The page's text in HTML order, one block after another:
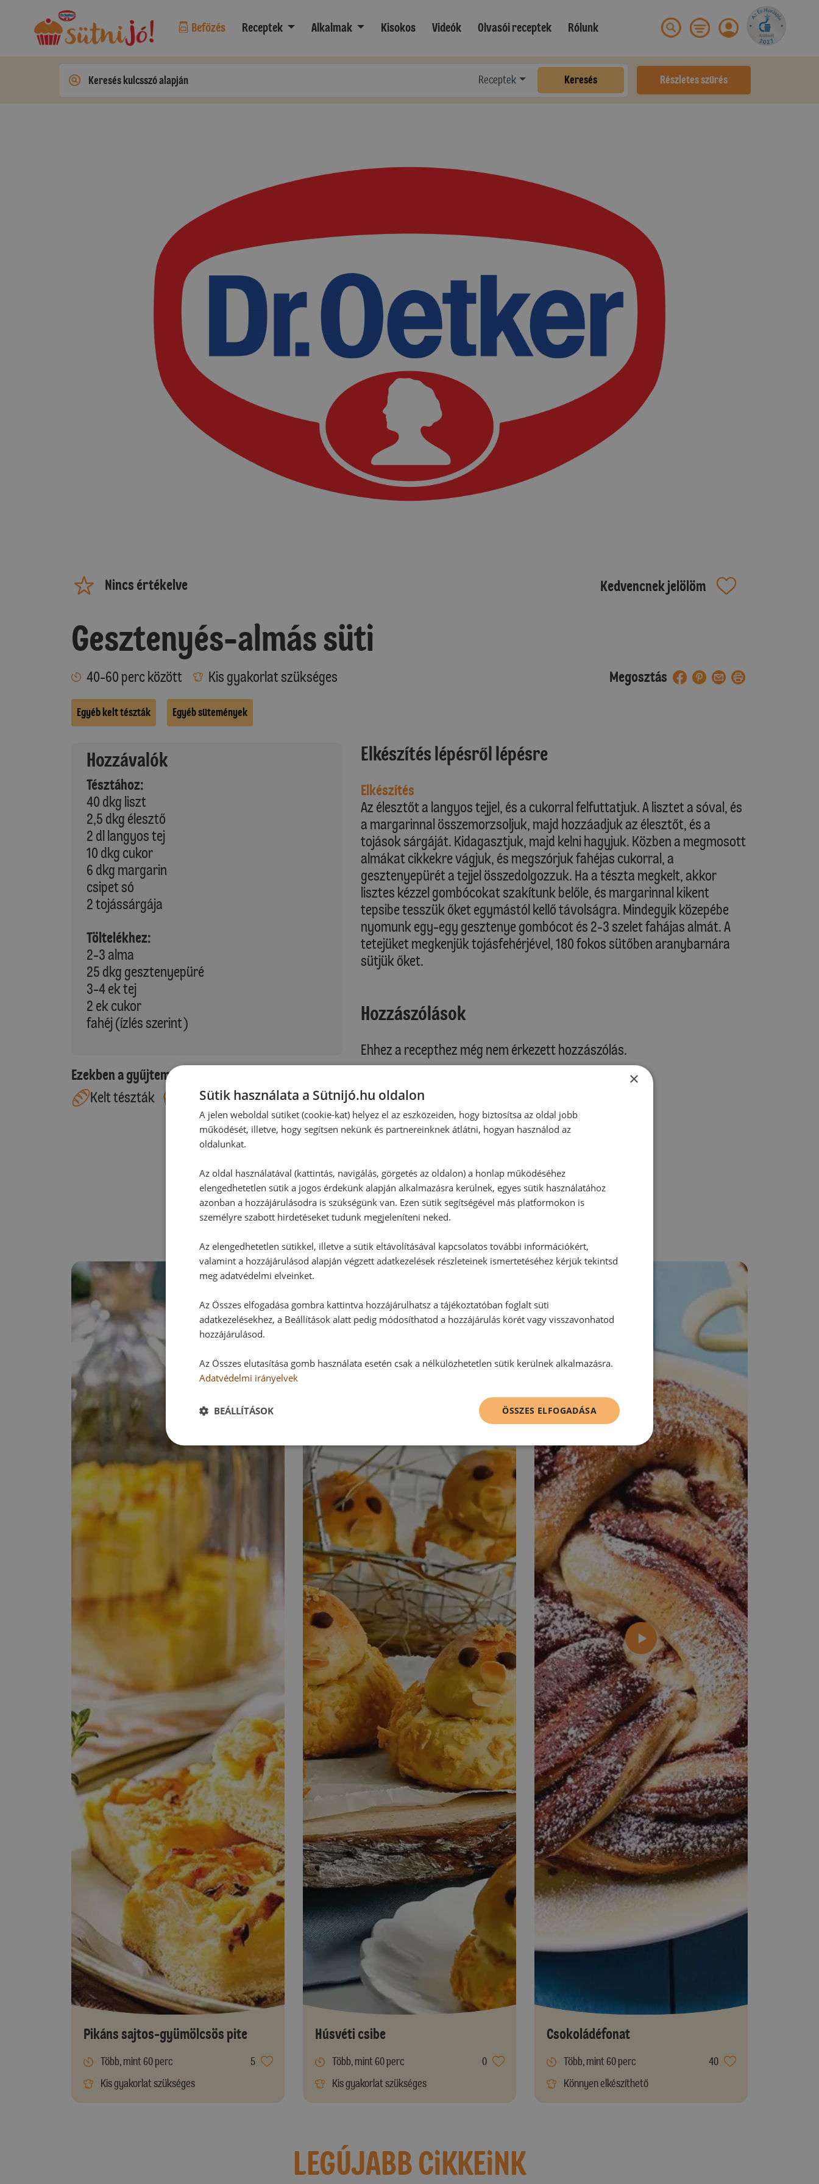
Befőzés Receptek Alkalmak Kisokos Videók Olvasói receptek Rólunk
Receptek Keresés Részletes szűrés
Nincs értékelve Kedvencnek jelölöm
Gesztenyés-almás süti
40-60 perc között Kis gyakorlat szükséges Megosztás
Egyéb kelt tészták Egyéb sütemények
Hozzávalók
Tésztához:
40 dkg liszt
2,5 dkg élesztő
2 dl langyos tej
10 dkg cukor
6 dkg margarin
csipet só
2 tojássárgája
Töltelékhez:
2-3 alma
25 dkg gesztenyepüré
3-4 ek tej
2 ek cukor
fahéj (ízlés szerint)
Ezekben a gyűjteményekben található:
Kelt tészták
Édes sütemények
Elkészítés lépésről lépésre
Elkészítés
Az élesztőt a langyos tejjel, és a cukorral felfuttatjuk. A lisztet a sóval, és
a margarinnal összemorzsoljuk, majd hozzáadjuk az élesztőt, és a
tojások sárgáját. Kidagasztjuk, majd kelni hagyjuk. Közben a megmosott
almákat cikkekre vágjuk, és megszórjuk fahéjas cukorral, a
gesztenyepürét a tejjel összedolgozzuk. Ha a tészta megkelt, akkor
lisztes kézzel gombócokat szakítunk belőle, és margarinnal kikent
tepsibe tesszük őket egymástól kellő távolságra. Mindegyik közepébe
nyomunk egy-egy gesztenye gombócot és 2-3 szelet fahájas almát. A
tetejüket megkenjük tojásfehérjével, 180 fokos sütőben aranybarnára
sütjük őket.
Hozzászólások
Ehhez a recepthez még nem érkezett hozzászólás.
Hozzászólás írása
RECEPTAJÁNLÓ
Pikáns sajtos-gyümölcsös pite
Több, mint 60 perc
5
Kis gyakorlat szükséges
Húsvéti csibe
Több, mint 60 perc
0
Kis gyakorlat szükséges
Csokoládéfonat
Több, mint 60 perc
40
Könnyen elkészíthető
LEGÚJABB CiKKEiNK
×
Sütik használata a Sütnijó.hu oldalon
A jelen weboldal sütiket (cookie-kat) helyez el az eszközeiden, hogy biztosítsa az oldal jobb
működését, illetve, hogy segítsen nekünk és partnereinknek átlátni, hogyan használod az
oldalunkat.
Az oldal használatával (kattintás, navigálás, görgetés az oldalon) a honlap működéséhez
elengedhetetlen sütik a jogos érdekünk alapján alkalmazásra kerülnek, egyes sütik használatához
azonban a hozzájárulásodra is szükségünk van. Ezen sütik segítségével más platformokon is
személyre szabott hirdetéseket tudunk megjeleníteni neked.
Az elengedhetetlen sütikkel, illetve a sütik eltávolításával kapcsolatos további információkért,
valamint a hozzájárulásod alapján végzett adatkezelések részleteinek ismertetéséhez kérjük tekintsd
meg adatvédelmi elveinket.
Az Összes elfogadása gombra kattintva hozzájárulhatsz a tájékoztatóban foglalt süti
adatkezelésekhez, a Beállítások alatt pedig módosíthatod a hozzájárulás körét vagy visszavonhatod
hozzájárulásod.
Az Összes elutasítása gomb használata esetén csak a nélkülözhetetlen sütik kerülnek alkalmazásra.
Adatvédelmi irányelvek
ÖSSZES ELFOGADÁSA
BEÁLLÍTÁSOK